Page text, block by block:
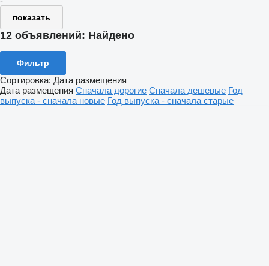
показать
12 объявлений: Найдено
Фильтр
Сортировка: Дата размещения
Дата размещения Сначала дорогие Сначала дешевые Год
выпуска - сначала новые Год выпуска - сначала старые